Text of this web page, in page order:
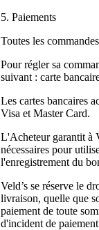
5. Paiements
Toutes les
Pour régler sa
suivant : carte
Les cartes bancaires
Visa et Master Card.
L'Acheteur garantit à
nécessaires pour
l'enregistrement du
Veld’s se réserve le
livraison, quelle que
paiement de toute
d'incident de